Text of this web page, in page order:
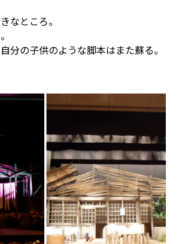
なところ。
分の子供のような脚本はまた蘇る。